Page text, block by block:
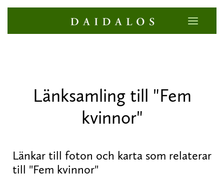
Länksamling till "Fem
kvinnor"
Länkar till foton och karta som relaterar
till "Fem kvinnor"